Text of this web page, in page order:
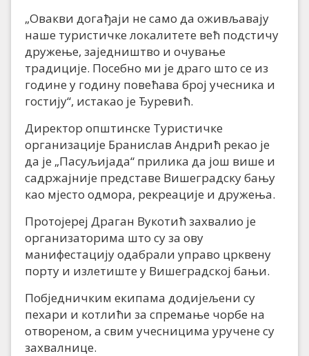
„Овакви догађаји не само да оживљавају
наше туристичке локалитете већ подстичу
дружење, заједништво и очување
традиције. Посебно ми је драго што се из
године у годину повећава број учесника и
гостију“, истакао је Ђуревић.
Директор општинске Туристичке
организације Бранислав Андрић рекао је
да је „Пасуљијада“ прилика да још више и
садржајније представе Вишеградску бању
као мјесто одмора, рекреације и дружења.
Протојереј Драган Вукотић захвалио је
организаторима што су за ову
манифестацију одабрали управо црквену
порту и излетиште у Вишеградској бањи.
Побједничким екипама додијељени су
пехари и котлићи за спремање чорбе на
отвореном, а свим учесницима уручене су
захвалнице.